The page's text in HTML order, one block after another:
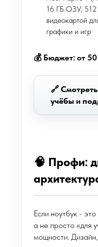
16 ГБ ОЗУ, 512
видеокартой
графики и игр
💰 Бюджет: от
🔗
учёбы и
🧠 Профи:
Если ноутбук -
а не просто «для
мощности.